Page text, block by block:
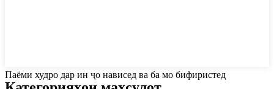
Паёми худро дар ин ҷо нависед ва ба мо бифиристед